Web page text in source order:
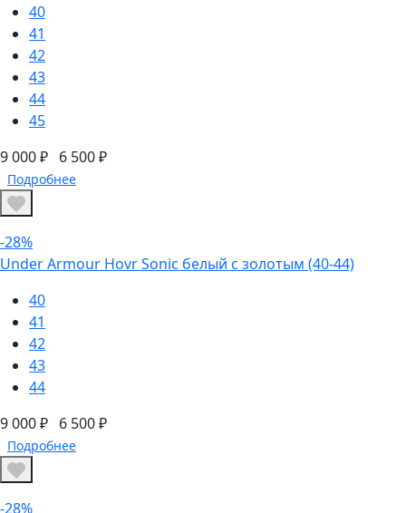
40
41
42
43
44
45
9 000 ₽ 6 500 ₽
Подробнее
-28%
Under Armour Hovr Sonic белый с золотым (40-44)
40
41
42
43
44
9 000 ₽ 6 500 ₽
Подробнее
-28%